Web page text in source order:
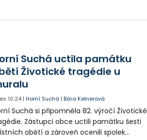
se zapojil Moravskoslezský kraj,
Suchá uctila památku
Životické tragédie u
10:24 |Horní Suchá |Bára Kelnerová
Suchá si připomněla 82. výročí Životické
Zástupci obce uctili památku šesti
obětí a zároveň ocenili spolek